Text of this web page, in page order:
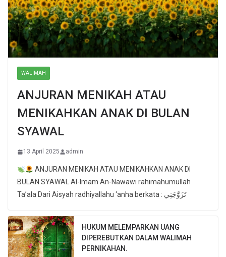
WALIMAH
ANJURAN MENIKAH ATAU
MENIKAHKAN ANAK DI BULAN
SYAWAL
13 April 2025 admin
ANJURAN MENIKAH ATAU MENIKAHKAN ANAK DI
BULAN SYAWAL Al-Imam An-Nawawi rahimahumullah
Ta’ala Dari Aisyah radhiyallahu ‘anha berkata : تَزَوَّجَنِي
HUKUM MELEMPARKAN UANG
DIPEREBUTKAN DALAM WALIMAH
PERNIKAHAN.